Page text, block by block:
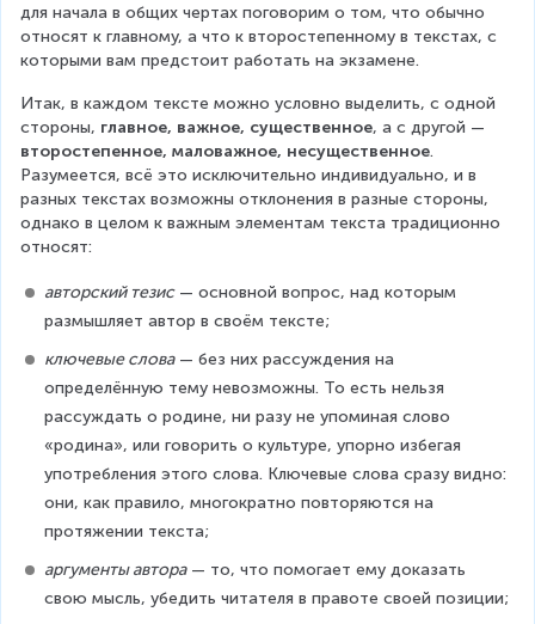
для начала в общих чертах поговорим о том, что обычно
относят к главному, а что к второстепенному в текстах, с
которыми вам предстоит работать на экзамене.
Итак, в каждом тексте можно условно выделить, с одной
стороны, главное, важное, существенное, а с другой —
второстепенное, маловажное, несущественное.
Разумеется, всё это исключительно индивидуально, и в
разных текстах возможны отклонения в разные стороны,
однако в целом к важным элементам текста традиционно
относят:
авторский тезис — основной вопрос, над которым
размышляет автор в своём тексте;
ключевые слова — без них рассуждения на
определённую тему невозможны. То есть нельзя
рассуждать о родине, ни разу не упоминая слово
«родина», или говорить о культуре, упорно избегая
употребления этого слова. Ключевые слова сразу видно:
они, как правило, многократно повторяются на
протяжении текста;
аргументы автора — то, что помогает ему доказать
свою мысль, убедить читателя в правоте своей позиции;